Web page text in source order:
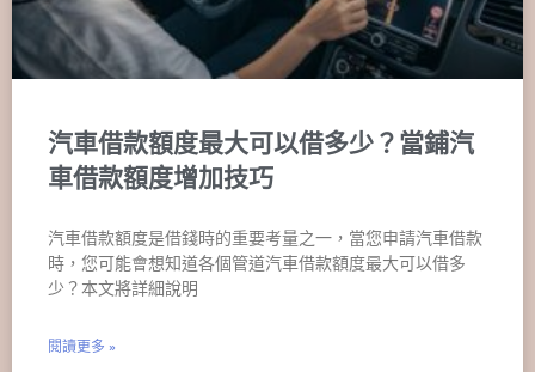
汽車借款額度最大可以借多少？當鋪汽
車借款額度增加技巧
汽車借款額度是借錢時的重要考量之一，當您申請汽車借款
時，您可能會想知道各個管道汽車借款額度最大可以借多
少？本文將詳細說明
閱讀更多 »